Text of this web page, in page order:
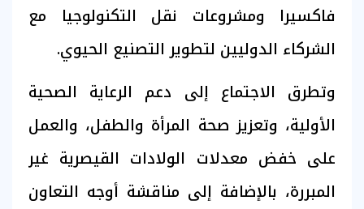
فاكسيرا ومشروعات نقل التكنولوجيا مع
الشركاء الدوليين لتطوير التصنيع الحيوي.
وتطرق الاجتماع إلى دعم الرعاية الصحية
الأولية، وتعزيز صحة المرأة والطفل، والعمل
على خفض معدلات الولادات القيصرية غير
المبررة، بالإضافة إلى مناقشة أوجه التعاون